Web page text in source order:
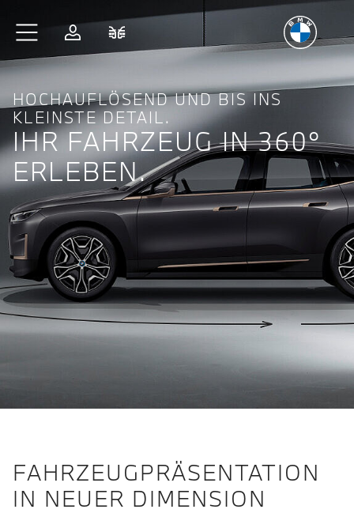
Zum Hauptinhalt springen
AnmeldenFahrzeugvergleich
Freudeam Fahren
HOCHAUFLÖSEND UND BIS INS
KLEINSTE DETAIL.
IHR FAHRZEUG IN 360°
ERLEBEN.
FAHRZEUGPRÄSENTATION
IN NEUER DIMENSION